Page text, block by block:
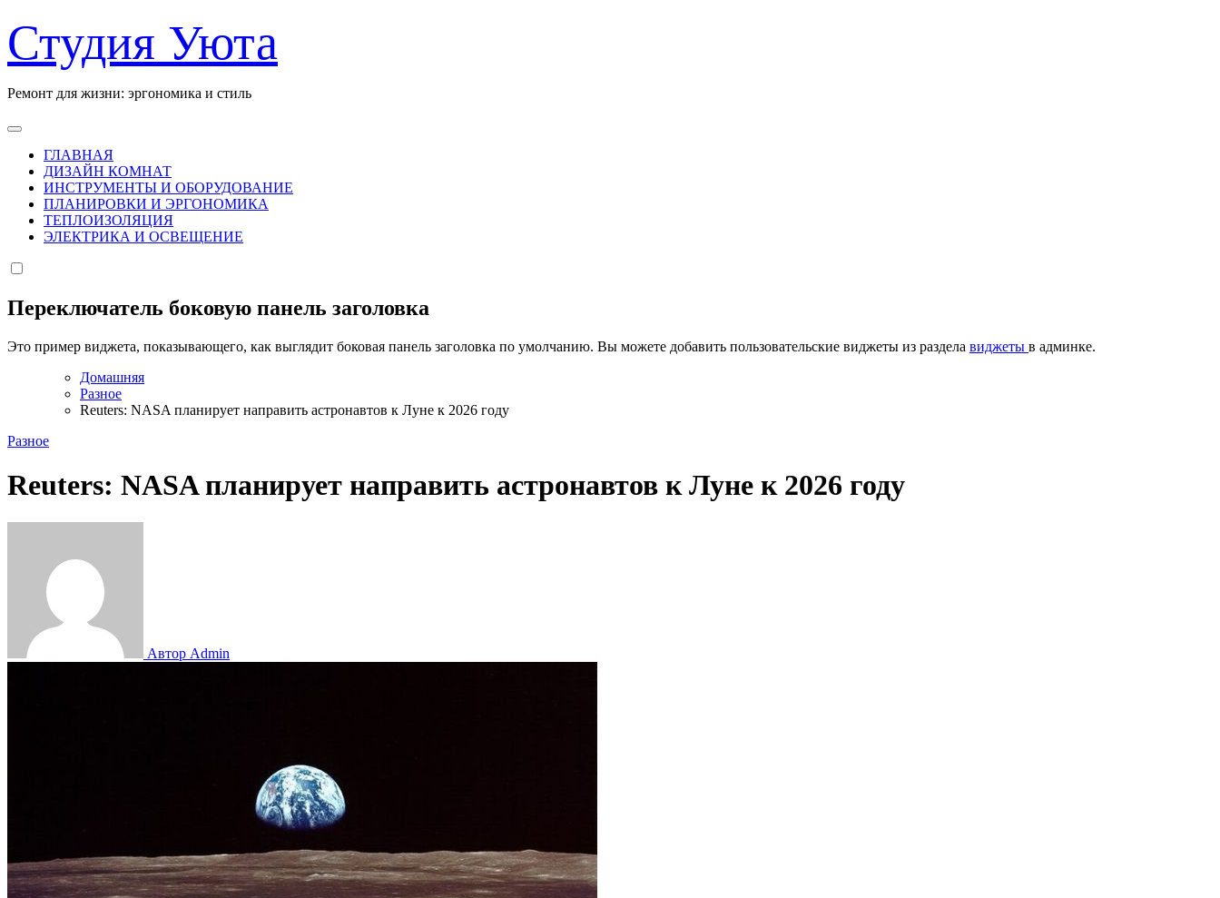
к
содержанию
Студия Уюта
Ремонт для жизни: эргономика и стиль
ГЛАВНАЯ
ДИЗАЙН КОМНАТ
ИНСТРУМЕНТЫ И ОБОРУДОВАНИЕ
ПЛАНИРОВКИ И ЭРГОНОМИКА
ТЕПЛОИЗОЛЯЦИЯ
ЭЛЕКТРИКА И ОСВЕЩЕНИЕ
Переключатель боковую панель заголовка
Это пример виджета, показывающего, как выглядит боковая панель заголовка по умолчанию. Вы можете добавить пользовательские виджеты из раздела виджеты в админке.
Домашняя
Разное
Reuters: NASA планирует направить астронавтов к Луне к 2026 году
Разное
Reuters: NASA планирует направить астронавтов к Луне к 2026 году
Автор Admin